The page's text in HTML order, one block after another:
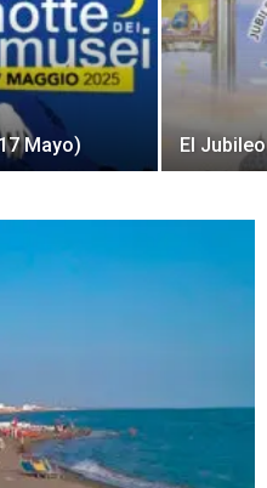
Mayo) El